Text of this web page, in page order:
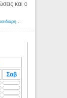
και ο
Αμερικανοί ρατσιστές αναρωτιούνται αν ο Ηλίας Κασιδιάρης ανήκει στη λευκή φυλή... - Λόγιος Ερμής
Σαβ